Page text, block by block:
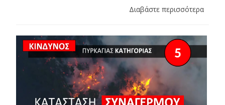
Διαβάστε περισσότερα